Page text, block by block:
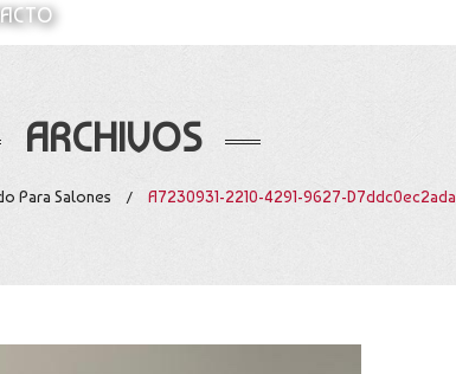
ARCHIVOS
Para Salones / A7230931-2210-4291-9627-D7ddc0ec2ada